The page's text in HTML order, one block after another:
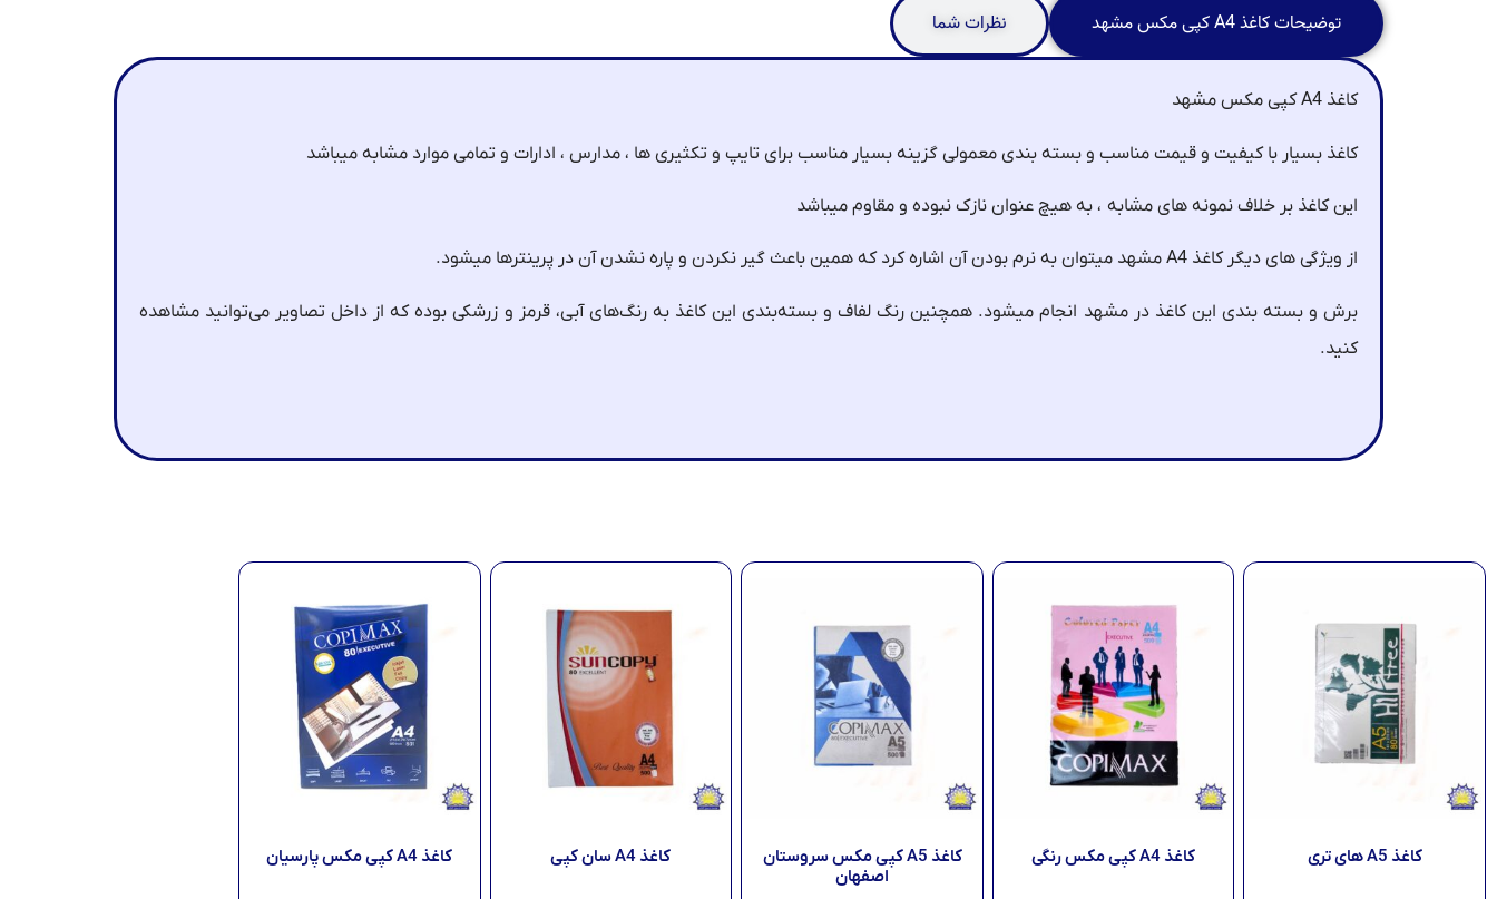
توضیحات کاغذ A4 کپی مکس مشهد نظرات شما
کاغذ A4 کپی مکس مشهد
کاغذ بسیار با کیفیت و قیمت مناسب و بسته بندی معمولی گزینه بسیار مناسب برای تایپ و تکثیری ها ، مدارس ، ادارات و تمامی موارد مشابه میباشد
این کاغذ بر خلاف نمونه های مشابه ، به هیچ عنوان نازک نبوده و مقاوم میباشد
از ویژگی های دیگر کاغذ A4 مشهد میتوان به نرم بودن آن اشاره کرد که همین باعث گیر نکردن و پاره نشدن آن در پرینترها میشود.
برش و بسته بندی این کاغذ در مشهد انجام میشود. همچنین رنگ لفاف و بسته‌بندی این کاغذ به رنگ‌های آبی، قرمز و زرشکی بوده که از داخل تصاویر می‌توانید مشاهده
کنید.
کاغذ A5 های تری کاغذ A4 کپی مکس رنگی
کاغذ A5 کپی مکس سروستان
اصفهان
کاغذ A4 سان کپی کاغذ A4 کپی مکس پارسیان